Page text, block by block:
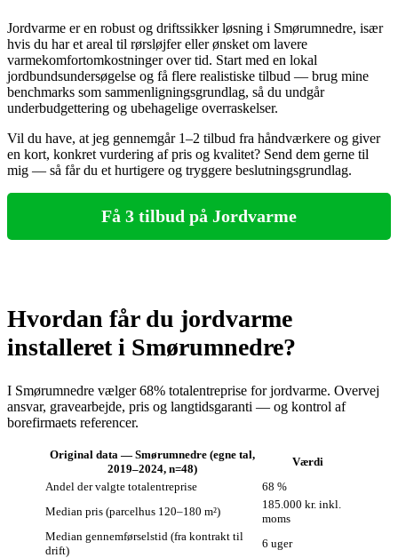
Jordvarme er en robust og driftssikker løsning i Smørumnedre, især
hvis du har et areal til rørsløjfer eller ønsket om lavere
varmekomfortomkostninger over tid. Start med en lokal
jordbundsundersøgelse og få flere realistiske tilbud — brug mine
benchmarks som sammenligningsgrundlag, så du undgår
underbudgettering og ubehagelige overraskelser.
Vil du have, at jeg gennemgår 1–2 tilbud fra håndværkere og giver
en kort, konkret vurdering af pris og kvalitet? Send dem gerne til
mig — så får du et hurtigere og tryggere beslutningsgrundlag.
Få 3 tilbud på Jordvarme
Hvordan får du jordvarme
installeret i Smørumnedre?
I Smørumnedre vælger 68% totalentreprise for jordvarme. Overvej
ansvar, gravearbejde, pris og langtidsgaranti — og kontrol af
borefirmaets referencer.
Original data — Smørumnedre (egne tal,
2019–2024, n=48)
Værdi
Andel der valgte totalentreprise
68 %
Median pris (parcelhus 120–180 m²)
185.000 kr. inkl.
moms
Median gennemførselstid (fra kontrakt til
drift)
6 uger